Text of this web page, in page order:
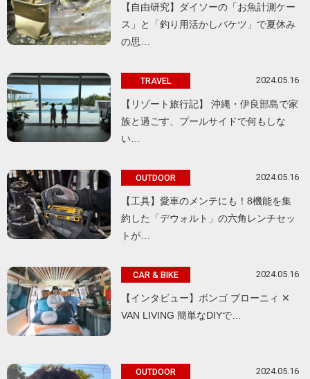
【自由研究】ダイソーの「お魚計測ケー
ス」と「釣り用活かしバケツ」で夏休み
の思…
TRAVEL 2024.05.16
【リゾート旅行記】 沖縄・伊良部島で家
族と過ごす、プールサイドで何もしな
い…
OUTDOOR 2024.05.16
【工具】愛車のメンテにも！8機能を集
約した「デウォルト」の六角レンチセッ
トが…
CAR & BIKE 2024.05.16
【インタビュー】ボンゴ ブローニィ ✕
VAN LIVING 簡単なDIYで…
OUTDOOR 2024.05.16